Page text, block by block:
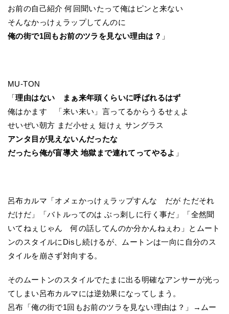
お前の自己紹介 何回聞いたって俺はピンと来ない
そんなかっけぇラップしてんのに
俺の街で1回もお前のツラを見ない理由は？ 」
MU-TON
「理由はない まぁ来年頭くらいに呼ばれるはず
俺はかます 「来い来い」言ってるからうるせぇよ
せいぜい朝方 まだ小せぇ 短けぇ サングラス
アンタ目が見えないんだったな
だったら俺が盲導犬 地獄まで連れてってやるよ 」
呂布カルマ「オメェかっけぇラップすんな だが ただそれ
だけだ」「バトルってのは ぶっ刺しに行く事だ」「全然聞
いてねぇじゃん 何の話してんのか分かんねぇわ」とムート
ンのスタイルにDisし続けるが、ムートンは一向に自分のス
タイルを崩さず対向する。
そのムートンのスタイルでたまに出る明確なアンサーが光っ
てしまい呂布カルマには逆効果になってしまう。
呂布「俺の街で1回もお前のツラを見ない理由は？」→ムー